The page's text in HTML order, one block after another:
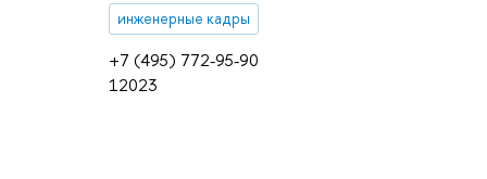
+7 (495) 772-95-90
12023
инженерные кадры